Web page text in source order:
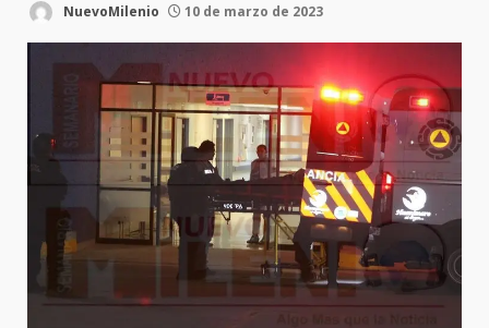
NuevoMilenio 10 de marzo de 2023